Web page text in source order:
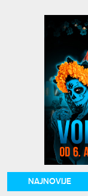
NAJNOVIJE